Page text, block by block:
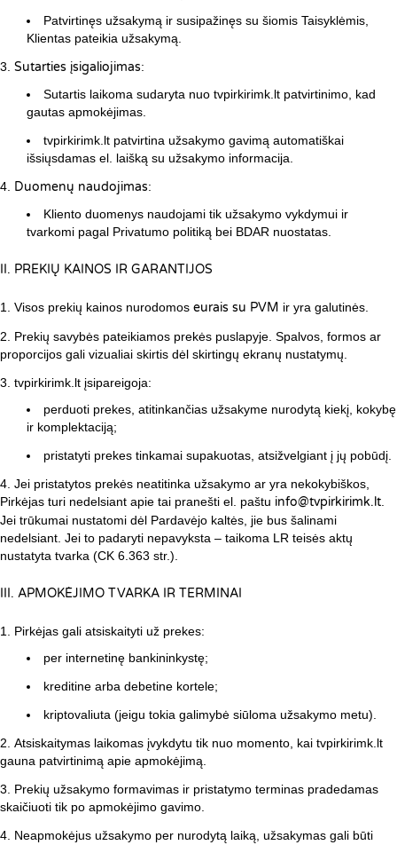
Patvirtinęs užsakymą ir susipažinęs su šiomis Taisyklėmis,
Klientas pateikia užsakymą.
Sutarties įsigaliojimas:
Sutartis laikoma sudaryta nuo tvpirkirimk.lt patvirtinimo, kad
gautas apmokėjimas.
tvpirkirimk.lt patvirtina užsakymo gavimą automatiškai
išsiųsdamas el. laišką su užsakymo informacija.
Duomenų naudojimas:
Kliento duomenys naudojami tik užsakymo vykdymui ir
tvarkomi pagal Privatumo politiką bei BDAR nuostatas.
II. PREKIŲ KAINOS IR GARANTIJOS
Visos prekių kainos nurodomos eurais su PVM ir yra galutinės.
Prekių savybės pateikiamos prekės puslapyje. Spalvos, formos ar
proporcijos gali vizualiai skirtis dėl skirtingų ekranų nustatymų.
tvpirkirimk.lt įsipareigoja:
perduoti prekes, atitinkančias užsakyme nurodytą kiekį, kokybę
ir komplektaciją;
pristatyti prekes tinkamai supakuotas, atsižvelgiant į jų pobūdį.
Jei pristatytos prekės neatitinka užsakymo ar yra nekokybiškos,
Pirkėjas turi nedelsiant apie tai pranešti el. paštu info@tvpirkirimk.lt
Jei trūkumai nustatomi dėl Pardavėjo kaltės, jie bus šalinami
nedelsiant. Jei to padaryti nepavyksta – taikoma LR teisės aktų
nustatyta tvarka (CK 6.363 str.).
III. APMOKĖJIMO TVARKA IR TERMINAI
Pirkėjas gali atsiskaityti už prekes:
per internetinę bankininkystę;
kreditine arba debetine kortele;
kriptovaliuta (jeigu tokia galimybė siūloma užsakymo metu).
Atsiskaitymas laikomas įvykdytu tik nuo momento, kai tvpirkirimk.lt
gauna patvirtinimą apie apmokėjimą.
Prekių užsakymo formavimas ir pristatymo terminas pradedamas
skaičiuoti tik po apmokėjimo gavimo.
Neapmokėjus užsakymo per nurodytą laiką, užsakymas gali būti